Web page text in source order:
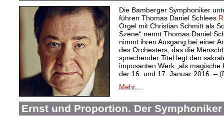
Die Bamberger Symphoniker
führen Thomas Daniel Schlees
Orgel mit Christian Schmitt als
Szene“ nennt Thomas Daniel
nimmt ihren Ausgang bei einer
des Orchesters, das die
sprechender Titel legt den
imposanten Werk „als
der 16. und 17. Januar 2016. –
Mehr...
Ernst und Proportion. Der